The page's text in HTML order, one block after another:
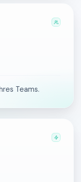
Teams.